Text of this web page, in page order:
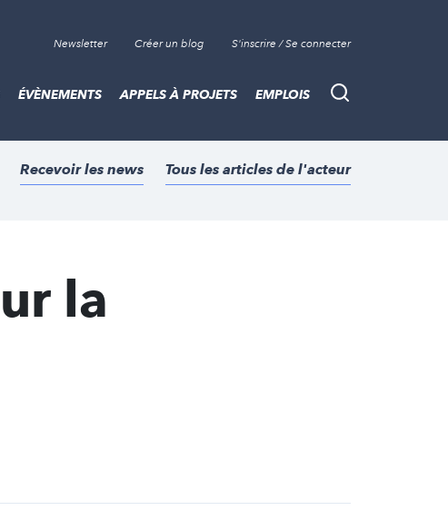
Newsletter Créer un blog S'inscrire / Se connecter
Recherche
ÉVÈNEMENTS APPELS À PROJETS EMPLOIS
Recevoir les news Tous les articles de l'acteur
la